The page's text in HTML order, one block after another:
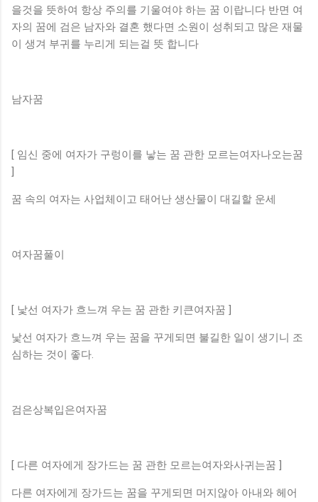
을것을 뜻하여 항상 주의를 기울여야 하는 꿈 이랍니다 반면 여
자의 꿈에 검은 남자와 결혼 했다면 소원이 성취되고 많은 재물
이 생겨 부귀를 누리게 되는걸 뜻 합니다
남자꿈
[ 임신 중에 여자가 구렁이를 낳는 꿈 관한 모르는여자나오는꿈
]
꿈 속의 여자는 사업체이고 태어난 생산물이 대길할 운세
여자꿈풀이
[ 낯선 여자가 흐느껴 우는 꿈 관한 키큰여자꿈 ]
낯선 여자가 흐느껴 우는 꿈을 꾸게되면 불길한 일이 생기니 조
심하는 것이 좋다.
검은상복입은여자꿈
[ 다른 여자에게 장가드는 꿈 관한 모르는여자와사귀는꿈 ]
다른 여자에게 장가드는 꿈을 꾸게되면 머지않아 아내와 헤어